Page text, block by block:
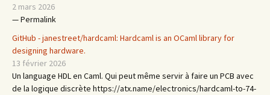
2 mars 2026
— Permalink
GitHub - janestreet/hardcaml: Hardcaml is an OCaml library for
designing hardware.
13 février 2026
Un language HDL en Caml. Qui peut même servir à faire un PCB avec
de la logique discrète https://atx.name/electronics/hardcaml-to-74-